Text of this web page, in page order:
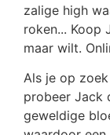
zalige high
roken... Koop
maar wilt.
Als je op
probeer Jack
geweldige